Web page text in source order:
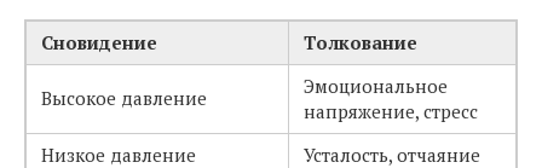
Сновидение Толкование
Высокое давление
Эмоциональное
напряжение, стресс
Низкое давление
Усталость, отчаяние